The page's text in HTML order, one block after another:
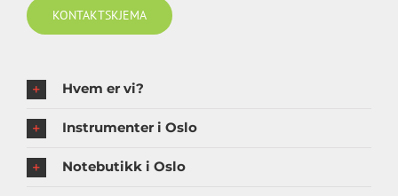
KONTAKTSKJEMA
Hvem er vi?
Instrumenter i Oslo
Notebutikk i Oslo